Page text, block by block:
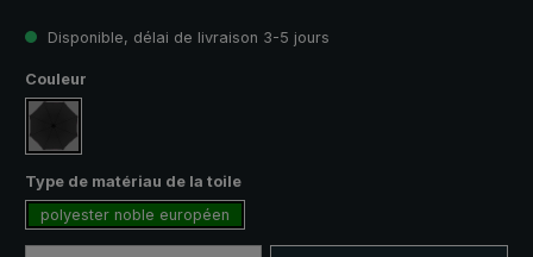
Disponible, délai de livraison 3-5 jours
Sélectionnez
Couleur
noir
Sélectionnez
Type de matériau de la toile
polyester noble européen